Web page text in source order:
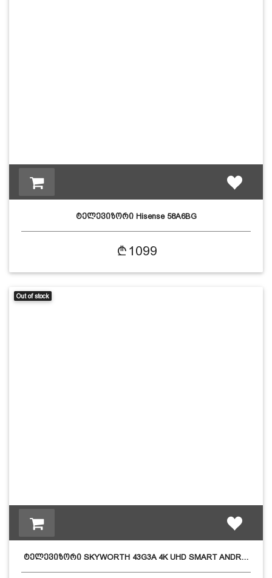
ტელევიზორი Hisense 58A6BG
1099
Out of stock
ტელევიზორი SKYWORTH 43G3A 4K UHD SMART ANDR…